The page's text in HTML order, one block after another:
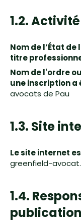
1.2. Activité
Nom de l’État
titre
Nom de l'ordre
une inscription a
avocats de Pau
1.3. Site
Le site internet
greenfield-
1.4.
publication